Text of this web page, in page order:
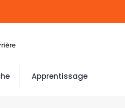
Apprentissage